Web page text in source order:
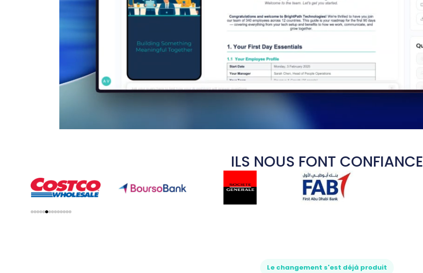
ILS NOUS FONT CONFIANCE
Le changement s'est déjà produit